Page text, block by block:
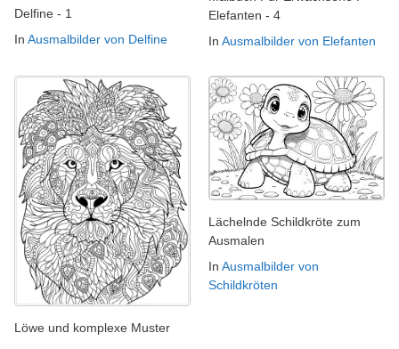
Delfine - 1
In Ausmalbilder von Delfine
Elefanten - 4
In Ausmalbilder von Elefanten
Löwe und komplexe Muster
Lächelnde Schildkröte zum
Ausmalen
In Ausmalbilder von
Schildkröten